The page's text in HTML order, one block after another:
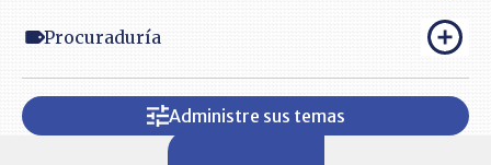
Procuraduría
Administre sus temas